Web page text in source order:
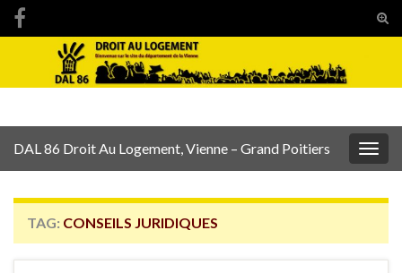
Search for:
DAL 86 Droit Au Logement, Vienne – Grand Poitiers
TAG: CONSEILS JURIDIQUES